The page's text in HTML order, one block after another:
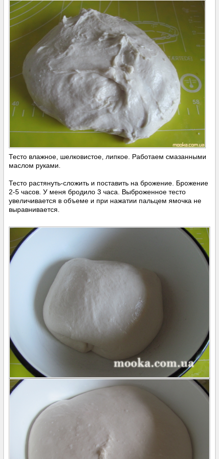
Тесто влажное, шелковистое, липкое. Работаем смазанными
маслом руками.
Тесто растянуть-сложить и поставить на брожение. Брожение
2-5 часов. У меня бродило 3 часа. Выброженное тесто
увеличивается в объеме и при нажатии пальцем ямочка не
выравнивается.